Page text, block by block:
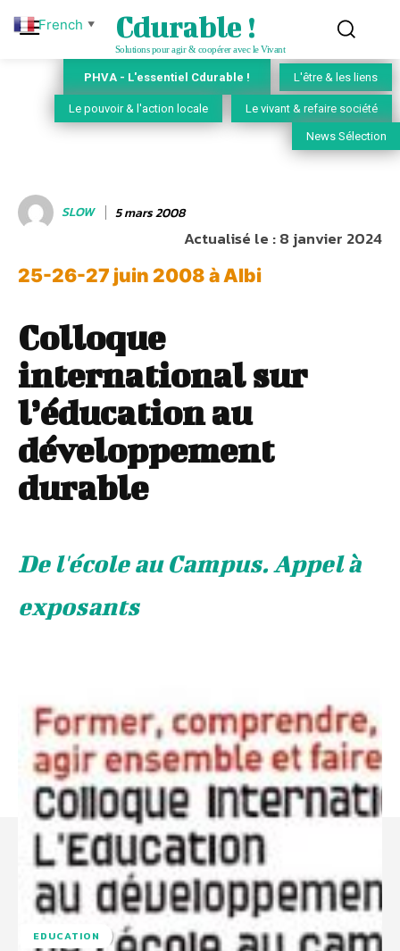
Cdurable !
Solutions pour agir & coopérer avec le Vivant
PHVA - L'essentiel Cdurable ! L'être & les liens
Le pouvoir & l'action locale Le vivant & refaire société
News Sélection
SLOW 5 mars 2008
Actualisé le :8 janvier 2024
25-26-27 juin 2008 à Albi
Colloque
international sur
l’éducation au
développement
durable
De l'école au Campus. Appel à
exposants
EDUCATION
French ▼